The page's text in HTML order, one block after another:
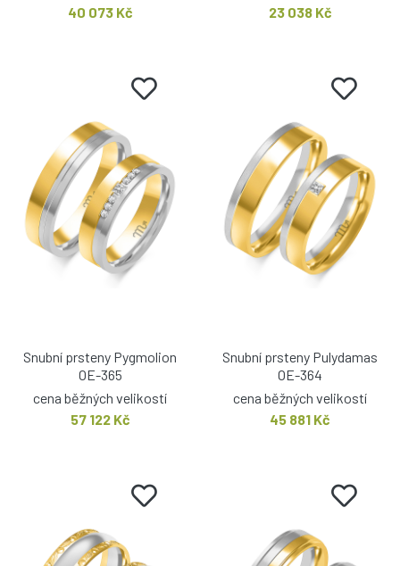
40 073 Kč
23 038 Kč
Snubní prsteny Pygmolion
OE-365
cena běžných velikostí
57 122 Kč
Snubní prsteny Pulydamas
OE-364
cena běžných velikostí
45 881 Kč